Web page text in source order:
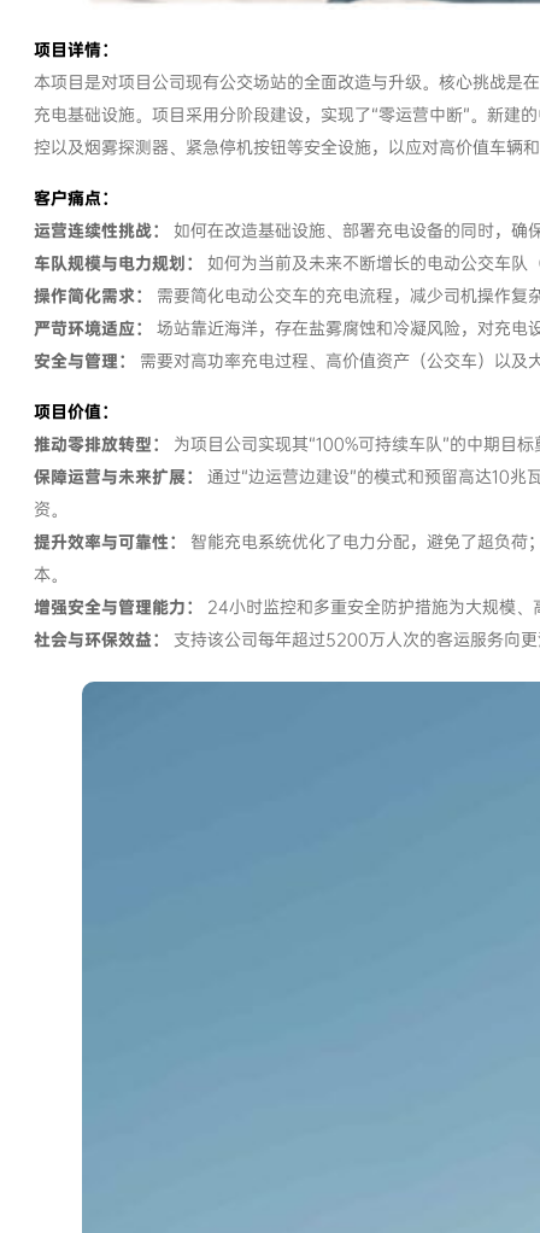
项目详情：
本项目是对项目公司现有公交场站的全面改造与升级。核心挑战是
充电基础设施。项目采用分阶段建设，实现了“零运营中断”。新建
控以及烟雾探测器、紧急停机按钮等安全设施，以应对高价值车辆
客户痛点：
运营连续性挑战：
如何在改造基础设施、部署充电设备的同时，确
车队规模与电力规划：
如何为当前及未来不断增长的电动公交车队
操作简化需求：
需要简化电动公交车的充电流程，减少司机操作复
严苛环境适应：
场站靠近海洋，存在盐雾腐蚀和冷凝风险，对充电
安全与管理：
需要对高功率充电过程、高价值资产（公交车）以
项目价值：
推动零排放转型：
为项目公司实现其“100%可持续车队”的中期目
保障运营与未来扩展：
通过“边运营边建设”的模式和预留高达10
资。
提升效率与可靠性：
智能充电系统优化了电力分配，避免了超负
本。
增强安全与管理能力：
24小时监控和多重安全防护措施为大规模
社会与环保效益：
支持该公司每年超过5200万人次的客运服务向